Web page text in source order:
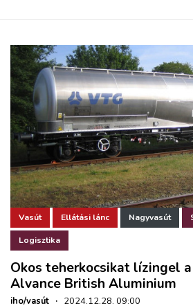
REGISZTRÁCIÓ
Vasút Ellátási lánc Nagyvasút
Logisztika
Okos teherkocsikat lízingel
Alvance British Aluminium
iho/vasút · 2024.12.28. 09:00